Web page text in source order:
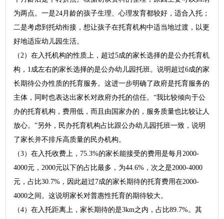
为两点。一是24月龄的孩子生理、心理发育都较好，适合入托；
二是考虑到托幼衔接，想让孩子在托育机构中适当地过渡，以更
好地适应幼儿园生活。
（2）在入托机构的性质上，超过5成的家长选择的是公办托育机
构，1成左右的家长选择的是公办幼儿园托班。说明超过6成的家
长期待公办性质的托育服务。这进一步明确了政府是托育服务的
主体，同时也表达出家长对政府办托的信任。“我比较倾向于公
办的托育机构，费用低，而且由国家办的，服务质量也比较让人
放心。”另外，民办托育机构占比跟公办幼儿园托班一致，说明
了家长并不排斥高质量的民办机构。
（3）在入托收费上，75.3%的家长能接受的费用是每月2000-
4000元，2000元以下的占比最多，为44.6%，次之是2000-4000
元，占比30.7%，因此超过7成的家长期待的托育费用在2000-
4000之间。这说明家长对普惠性托育的期待较大。
（4）在入托距离上，家长期待的是3km之内，占比89.7%。其